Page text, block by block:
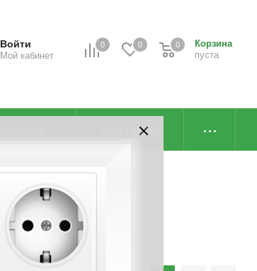
0 0
Корзина
пуста
0
Войти
Мой кабинет
Контакты